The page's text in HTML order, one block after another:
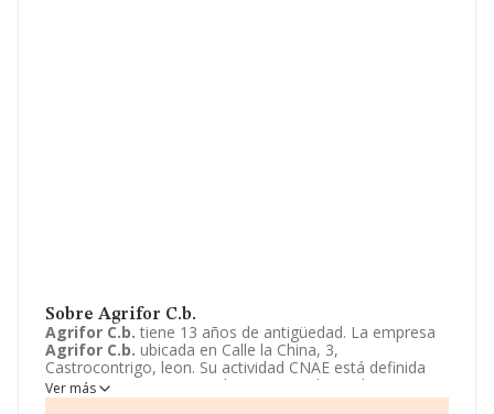
Sobre Agrifor C.b.
Agrifor C.b. tiene 13 años de antigüedad. La empresa
Agrifor C.b. ubicada en Calle la China, 3,
Castrocontrigo, leon. Su actividad CNAE está definida
como 4683 - Comercio al por mayor de madera,
materiales de construcción y aparatos sanitarios. La
Ver más